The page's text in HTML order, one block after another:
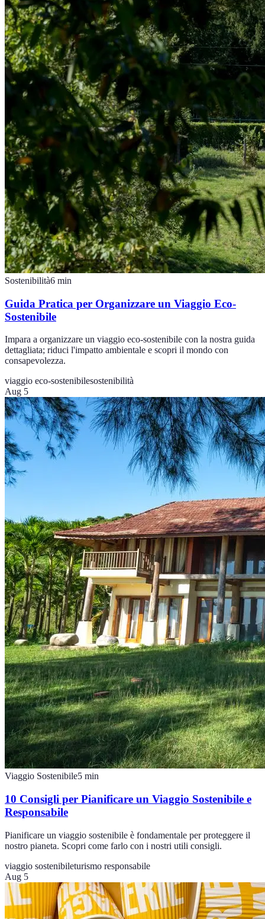
Sostenibilità6 min
Guida Pratica per Organizzare un Viaggio Eco-
Sostenibile
Impara a organizzare un viaggio eco-sostenibile con la nostra guida
dettagliata; riduci l'impatto ambientale e scopri il mondo con
consapevolezza.
viaggio eco-sostenibilesostenibilità
Aug 5
Viaggio Sostenibile5 min
10 Consigli per Pianificare un Viaggio Sostenibile e
Responsabile
Pianificare un viaggio sostenibile è fondamentale per proteggere il
nostro pianeta. Scopri come farlo con i nostri utili consigli.
viaggio sostenibileturismo responsabile
Aug 5